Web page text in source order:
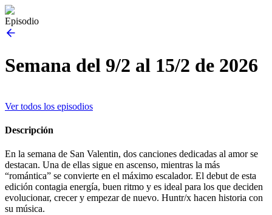
Episodio
Semana del 9/2 al 15/2 de 2026
Ver todos los episodios
Descripción
En la semana de San Valentin, dos canciones dedicadas al amor se
destacan. Una de ellas sigue en ascenso, mientras la más
“romántica” se convierte en el máximo escalador. El debut de esta
edición contagia energía, buen ritmo y es ideal para los que deciden
evolucionar, crecer y empezar de nuevo. Huntr/x hacen historia con
su música.